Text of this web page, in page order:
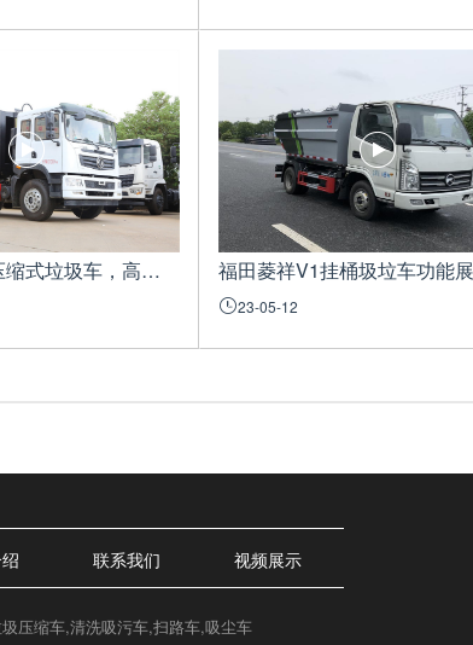
旺龙T5后八轮压缩式垃圾车，‮端高‬大‮上气‬档次 福田菱祥‬V1挂桶圾垃‬车功能
23-05-12
联系我们 视频展示
压缩车,清洗吸污车,扫路车,吸尘车